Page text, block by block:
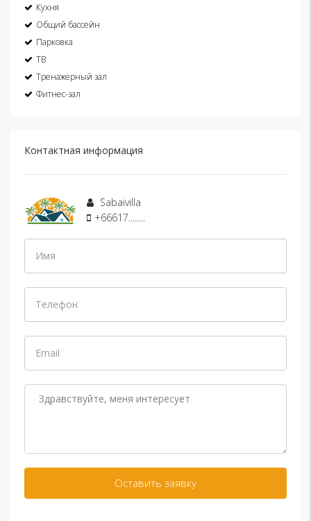
Кухня
Общий бассейн
Парковка
ТВ
Тренажерный зал
Фитнес-зал
Контактная информация
Sabaivilla
+66617........